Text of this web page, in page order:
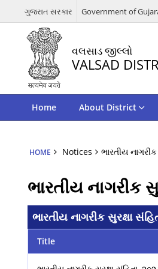
ગુજરાત સરકાર Government of
વલસાડ જીલ્લો
VALSAD
Home About District
HOME Notices ભારતીય
ભારતીય નાગરીક
ભારતીય નાગરીક સુરક્ષા
Title